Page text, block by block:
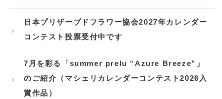
日本プリザーブドフラワー協会2027年カレンダー
コンテスト投票受付中です
7月を彩る「summer prelu “Azure Breeze”」
のご紹介（マシェリカレンダーコンテスト2026入
賞作品）